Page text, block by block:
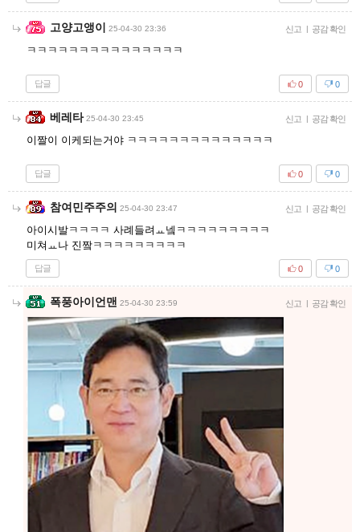
고양고앵이 25-04-30 23:36 신고 | 공감 확인
ㅋㅋㅋㅋㅋㅋㅋㅋㅋㅋㅋㅋㅋㅋㅋ
답글 0
0
베레타 25-04-30 23:45 신고 | 공감 확인
이짤이 이케되는거야 ㅋㅋㅋㅋㅋㅋㅋㅋㅋㅋㅋㅋㅋㅋ
답글 0
0
참여민주주의 25-04-30 23:47 신고 | 공감 확인
아이시발ㅋㅋㅋㅋ 사례들려ㅛ넼ㅋㅋㅋㅋㅋㅋㅋㅋㅋ
미쳐ㅛ나 진짴ㅋㅋㅋㅋㅋㅋㅋㅋㅋ
답글 0
0
폭풍아이언맨 25-04-30 23:59 신고 | 공감 확인